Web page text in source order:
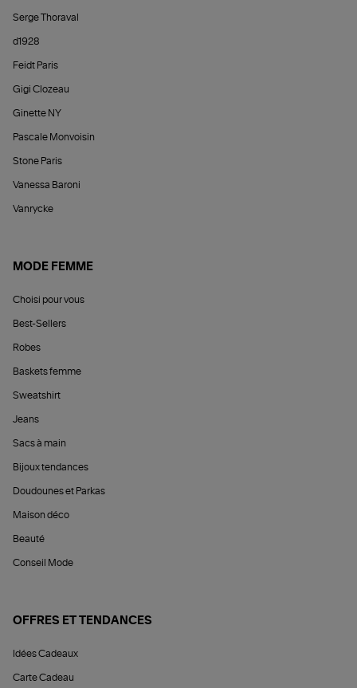
Serge Thoraval
d1928
Feidt Paris
Gigi Clozeau
Ginette NY
Pascale Monvoisin
Stone Paris
Vanessa Baroni
Vanrycke
MODE FEMME
Choisi pour vous
Best-Sellers
Robes
Baskets femme
Sweatshirt
Jeans
Sacs à main
Bijoux tendances
Doudounes et Parkas
Maison déco
Beauté
Conseil Mode
OFFRES ET TENDANCES
Idées Cadeaux
Carte Cadeau